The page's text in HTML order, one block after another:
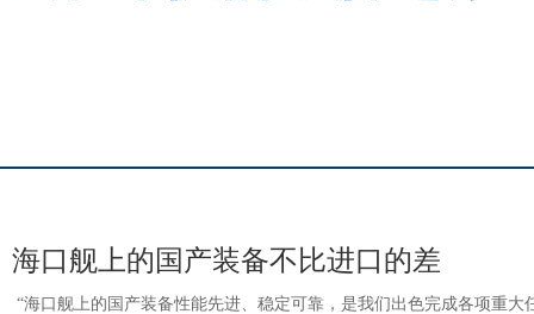
海口舰上的国产装备不比进口的差
“海口舰上的国产装备性能先进、稳定可靠，是我们出色完成各项重大